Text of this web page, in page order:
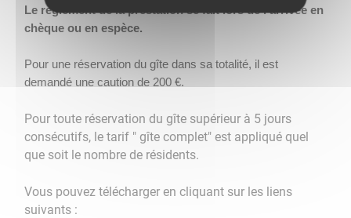
Le règlement de la prestation se fait lors de l’arrivée en
chèque ou en espèce.
Pour une réservation du gîte dans sa totalité, il est
demandé une caution de 200 €.
Pour toute réservation du gîte supérieur à 5 jours
consécutifs, le tarif " gîte complet" est appliqué quel
que soit le nombre de résidents.
Vous pouvez télécharger en cliquant sur les liens
suivants :